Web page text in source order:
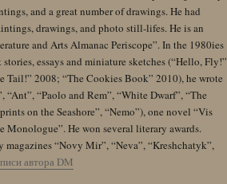
and a great number of drawings. He had
drawings, and photo still-lifes. He is an
and Arts Almanac Periscope”. In the 1980ies
essays and miniature sketches (“Hello, Fly!”
Tail!” 2008; “The Cookies Book” 2010), he wrote
“Paolo and Rem”, “White Dwarf”, “The
on the Seashore”, “Nemo”), one novel “Vis
He won several literary awards.
“Novy Mir”, “Neva”, “Kreshchatyk”,
автора DM